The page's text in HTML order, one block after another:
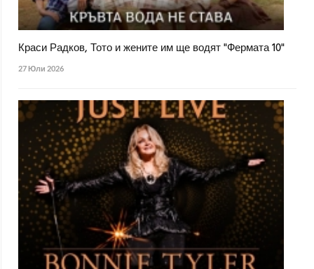
Краси Радков, Тото и жените им ще водят "Фермата 10"
27 Юли 2026